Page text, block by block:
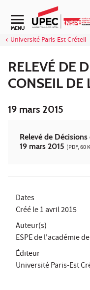
Aller au contenu
Navigation secondaire
MENU
Université Paris-Est Créteil
RELEVÉ DE
CONSEIL DE
19 mars 2015
Relevé de
19 mars 2015 (PDF, 60
Dates
Créé le1 avril 2015
Auteur(s)
ESPE de l'académie
Éditeur
Université Paris-Est